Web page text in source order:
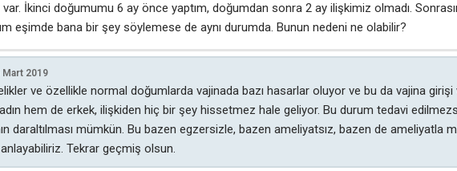
İkinci doğumumu 6 ay önce yaptım, doğumdan sonra 2 ay ilişkimiz olmadı.
eşimde bana bir şey söylemese de aynı durumda. Bunun nedeni ne olabilir?
Mart 2019
ve özellikle normal doğumlarda vajinada bazı hasarlar oluyor ve bu da vajina girişi
hem de erkek, ilişkiden hiç bir şey hissetmez hale geliyor. Bu durum tedavi
daraltılması mümkün. Bu bazen egzersizle, bazen ameliyatsız, bazen de ameliyatla
Tekrar geçmiş olsun.